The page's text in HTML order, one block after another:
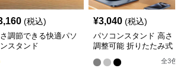
(税込)
調節できる快適パソ
スタンド
¥3,040 (税込)
パソコンスタンド 高さ
調整可能 折りたたみ式
全3色